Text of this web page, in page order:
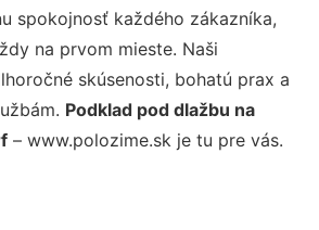
spokojnosť každého zákazníka,
na prvom mieste. Naši
skúsenosti, bohatú prax a
Podklad pod dlažbu na
– www.polozime.sk je tu pre vás.